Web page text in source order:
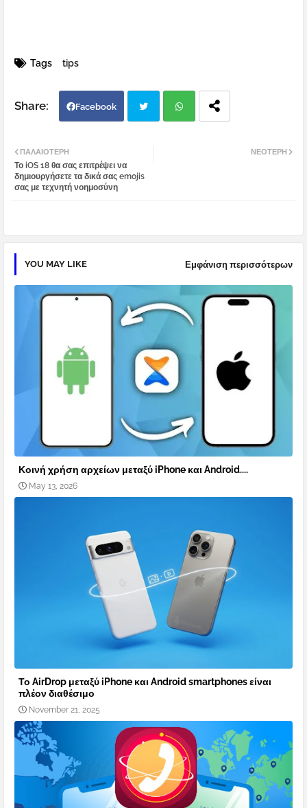
Tags tips
Facebook
ΝΕΌΤΕΡΗ
ΠΑΛΑΙΌΤΕΡΗ
Το iOS 18 θα σας επιτρέψει να
δημιουργήσετε τα δικά σας emojis
σας με τεχνητή νοημοσύνη
YOU MAY LIKE Εμφάνιση περισσότερων
Κοινή χρήση αρχείων μεταξύ iPhone και Android....
May 13, 2026
Το AirDrop μεταξύ iPhone και Android smartphones είναι
πλέον διαθέσιμο
November 21, 2025